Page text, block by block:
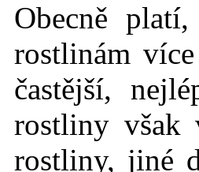
Obecně
rostlinám
častější,
rostliny však
rostliny, jiné